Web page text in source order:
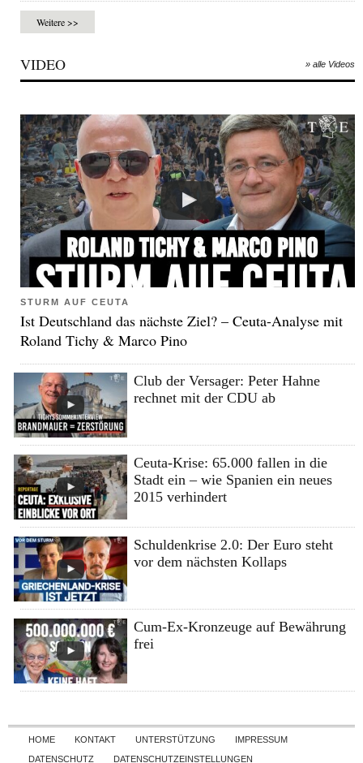
Weitere >>
VIDEO » alle Videos
STURM AUF CEUTA
Ist Deutschland das nächste Ziel? – Ceuta-Analyse mit
Roland Tichy & Marco Pino
Club der Versager: Peter Hahne
rechnet mit der CDU ab
Ceuta-Krise: 65.000 fallen in die
Stadt ein – wie Spanien ein neues
2015 verhindert
Schuldenkrise 2.0: Der Euro steht
vor dem nächsten Kollaps
Cum-Ex-Kronzeuge auf Bewährung
frei
Skip to content
HOME KONTAKT UNTERSTÜTZUNG
IMPRESSUM
DATENSCHUTZ
DATENSCHUTZEINSTELLUNGEN